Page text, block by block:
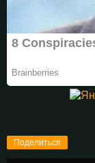
Поделиться